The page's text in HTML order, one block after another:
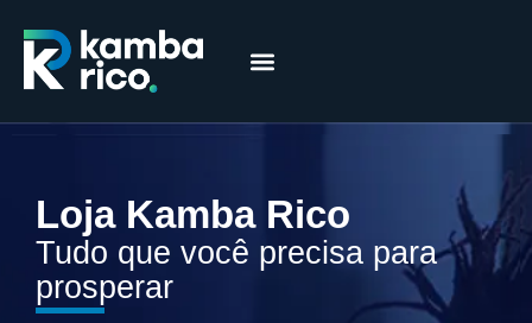
Loja Kamba Rico
Tudo que você precisa para
prosperar